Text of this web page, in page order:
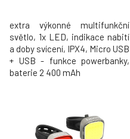
extra výkonné multifunkční
světlo, 1x LED, indikace nabití
a doby svícení, IPX4, Micro USB
+ USB - funkce powerbanky,
baterie 2 400 mAh